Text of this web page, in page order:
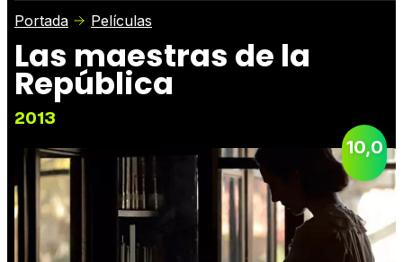
Críticas
Portada Películas
Las maestras de la
República
2013
10,0